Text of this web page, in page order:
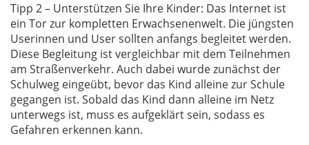
Tipp 2 – Unterstützen Sie Ihre Kinder: Das Internet ist
ein Tor zur kompletten Erwachsenenwelt. Die jüngsten
Userinnen und User sollten anfangs begleitet werden.
Diese Begleitung ist vergleichbar mit dem Teilnehmen
am Straßenverkehr. Auch dabei wurde zunächst der
Schulweg eingeübt, bevor das Kind alleine zur Schule
gegangen ist. Sobald das Kind dann alleine im Netz
unterwegs ist, muss es aufgeklärt sein, sodass es
Gefahren erkennen kann.